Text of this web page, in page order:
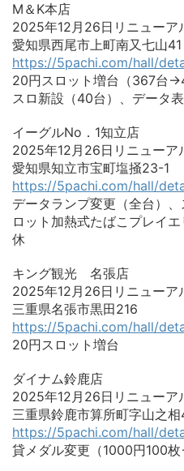
M＆K本店
2025年12月26日リニューア
愛知県西尾市上町南又七山41
https://5pachi.com/hall/
20円スロット増台（367台
スロ新設（40台）、データ
イーグルNo．1知立店
2025年12月26日リニューア
愛知県知立市宝町塩掻23-1
https://5pachi.com/hall/
データランプ変更（全台）
ロット加熱式たばこプレイ
休
キング観光 名張店
2025年12月26日リニューア
三重県名張市黒田216
https://5pachi.com/hall/
20円スロット増台
ダイナム鈴鹿店
2025年12月26日リニューア
三重県鈴鹿市算所町字山之
https://5pachi.com/hall/
貸メダル変更（1000円100